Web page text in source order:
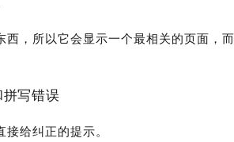
，所以它会显示一个最相关的页面，
写错误
给纠正的提示。